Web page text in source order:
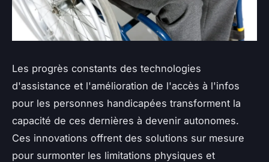
Les progrès constants des technologies
d'assistance et l'amélioration de l'accès à l'infos
pour les personnes handicapées transforment la
capacité de ces dernières à devenir autonomes.
Ces innovations offrent des solutions sur mesure
pour surmonter les limitations physiques et